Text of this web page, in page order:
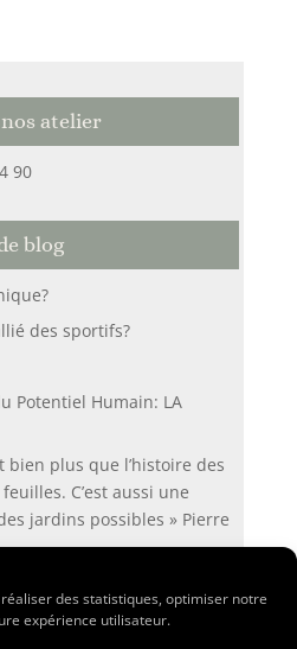
des statistiques, optimiser notre
expérience utilisateur.
atelier
90
blog
des sportifs?
Potentiel Humain: LA
bien plus que l’histoire des
C’est aussi une
jardins possibles » Pierre